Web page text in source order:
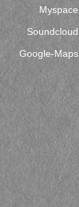
Myspace
Soundcloud
Google-Maps